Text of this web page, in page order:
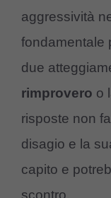
aggressività
fondamentale
due
rimprovero o
risposte non
disagio e la
capito e
scontro.